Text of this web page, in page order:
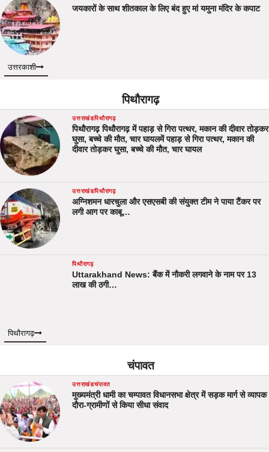
जयकारों के साथ शीतकाल के लिए बंद हुए मां यमुना मंदिर के कपाट
उत्तरकाशी
पिथौरागढ़
उत्तराखंडपिथौरागढ़
पिथौरागढ़ पिथौरागढ़ में पहाड़ से गिरा पत्थर, मकान की दीवार तोड़कर
घुसा, बच्चे की मौत, चार घायलमें पहाड़ से गिरा पत्थर, मकान की
दीवार तोड़कर घुसा, बच्चे की मौत, चार घायल
उत्तराखंडपिथौरागढ़
अग्निशमन धारचुला और एसएसबी की संयुक्त टीम ने पाया टैंकर पर
लगी आग पर काबू…
पिथौरागढ़
Uttarakhand News: बैंक में नौकरी लगवाने के नाम पर 13
लाख की ठगी…
पिथौरागढ़
चंपावत
उत्तराखंडचंपावत
मुख्यमंत्री धामी का चम्पावत विधानसभा क्षेत्र में सड़क मार्ग से व्यापक
दौरा-ग्रामीणों से किया सीधा संवाद